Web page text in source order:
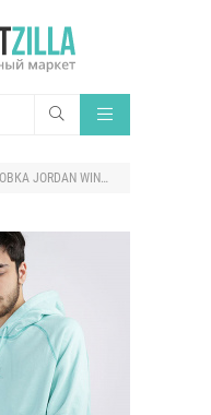
WASHED FLEECE PULLOVER